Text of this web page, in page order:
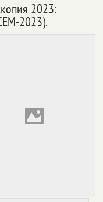
2023:
2023).